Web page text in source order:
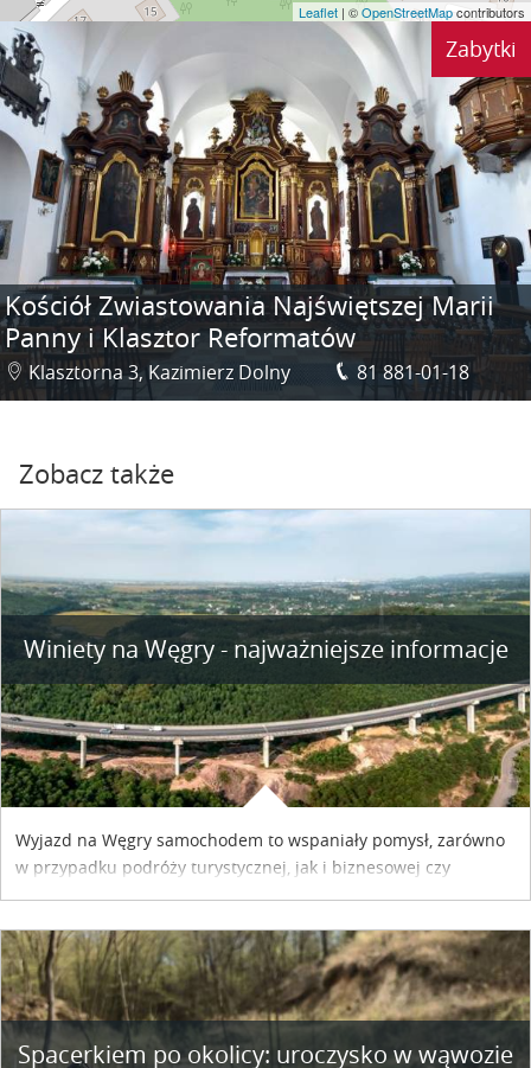
Leaflet | ©OpenStreetMapcontributors
Zabytki
Kościół Zwiastowania Najświętszej Marii
Panny i Klasztor Reformatów
Klasztorna 3, Kazimierz Dolny 81 881-01-18
Zobacz także
Winiety na Węgry - najważniejsze informacje
Wyjazd na Węgry samochodem to wspaniały pomysł, zarówno
w przypadku podróży turystycznej, jak i biznesowej czy
służbowej. Pamiętać tylko trzeba o wykupieniu winiety, co
współpracy reklamowej z Hungary Vignette.
Spacerkiem po okolicy: uroczysko w wąwozie